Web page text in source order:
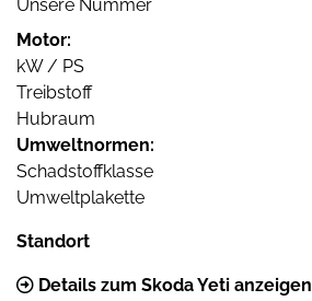
Unsere Nummer
Motor:
kW / PS
Treibstoff
Hubraum
Umweltnormen:
Schadstoffklasse
Umweltplakette
Standort
Details zum Skoda Yeti anzeigen